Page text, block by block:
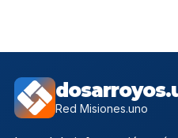
Red Misiones.uno